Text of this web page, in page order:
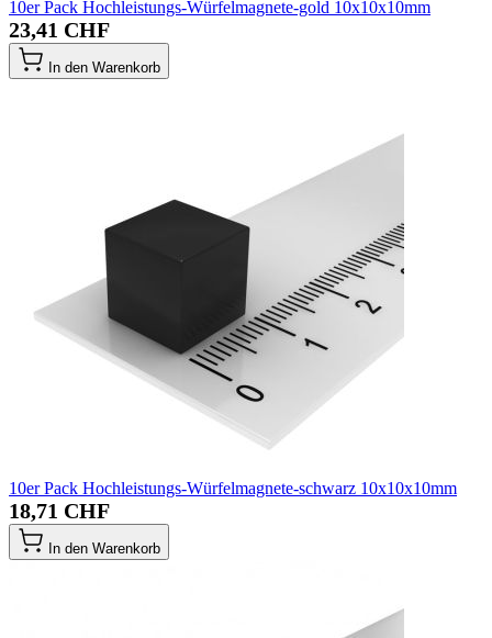
10er Pack Hochleistungs-Würfelmagnete-gold 10x10x10mm
23,41 CHF
In den Warenkorb
10er Pack Hochleistungs-Würfelmagnete-schwarz 10x10x10mm
18,71 CHF
In den Warenkorb